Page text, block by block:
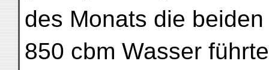
des Monats die
850 cbm Wasser